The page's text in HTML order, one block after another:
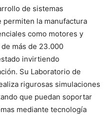
de sistemas
la manufactura
como motores y
más de 23.000
invirtiendo
Su Laboratorio de
rigurosas simulaciones
que puedan soportar
mediante tecnología